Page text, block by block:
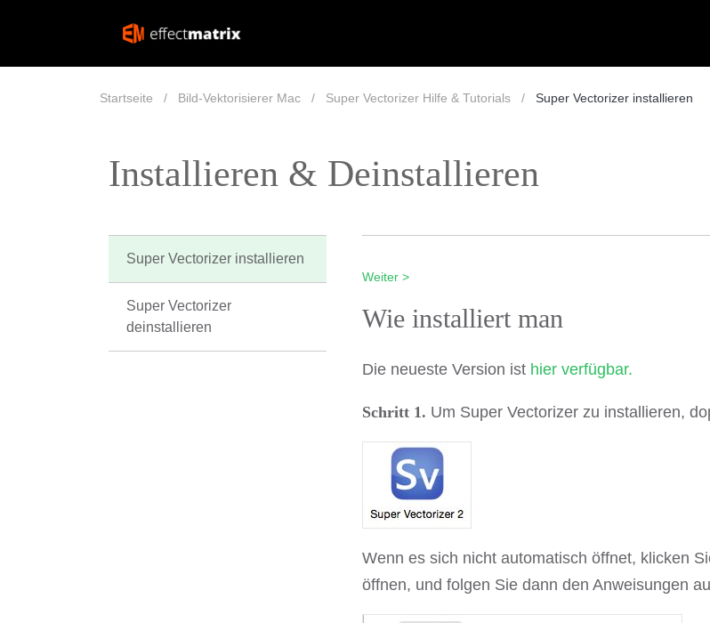
Startseite Bild-Vektorisierer Mac Super Vectorizer Hilfe & Tutorials Super Vectorizer installieren
Installieren & Deinstallieren
Super Vectorizer installieren
Super Vectorizer
deinstallieren
Weiter >
Wie installiert man
Die neueste Version ist hier verfügbar.
Schritt 1. Um Super Vectorizer zu installieren,
Wenn es sich nicht automatisch öffnet, klicken
öffnen, und folgen Sie dann den Anweisungen